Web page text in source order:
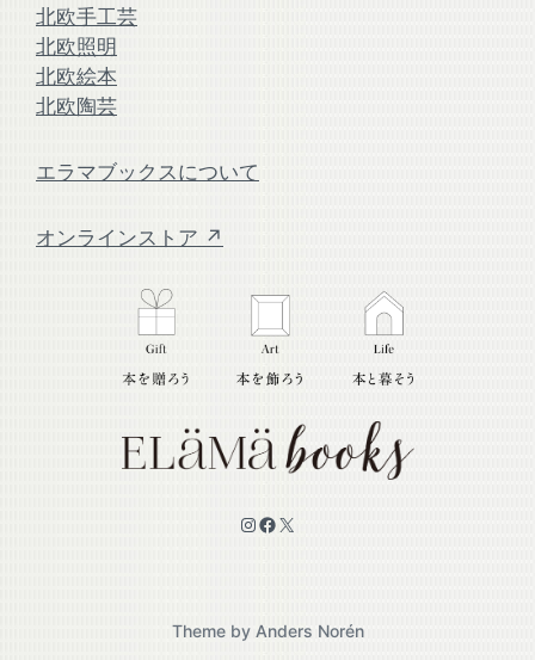
北欧手工芸
北欧照明
北欧絵本
北欧陶芸
エラマブックスについて
オンラインストア ↗
Instagram Facebook X
Theme by Anders Norén